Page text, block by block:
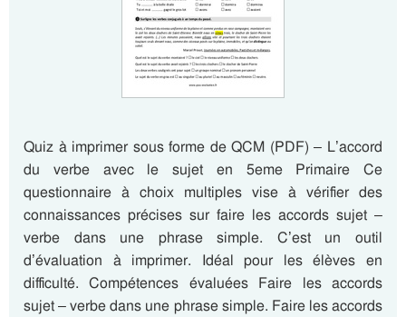
Quiz à imprimer sous forme de QCM (PDF) – L’accord
du verbe avec le sujet en 5eme Primaire Ce
questionnaire à choix multiples vise à vérifier des
connaissances précises sur faire les accords sujet –
verbe dans une phrase simple. C’est un outil
d’évaluation à imprimer. Idéal pour les élèves en
difficulté. Compétences évaluées Faire les accords
sujet – verbe dans une phrase simple. Faire les accords